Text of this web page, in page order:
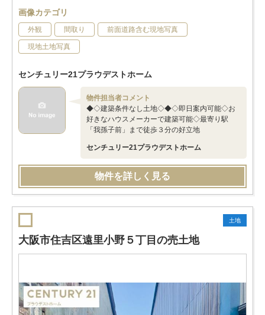
画像カテゴリ
外観 間取り 前面道路含む現地写真
現地土地写真
センチュリー21プラウデストホーム
物件担当者コメント
◆◇建築条件なし土地◇◆◇即日案内可能◇お
好きなハウスメーカーで建築可能◇最寄り駅
「我孫子前」まで徒歩３分の好立地
センチュリー21プラウデストホーム
物件を詳しく見る
土地
大阪市住吉区遠里小野５丁目の売土地